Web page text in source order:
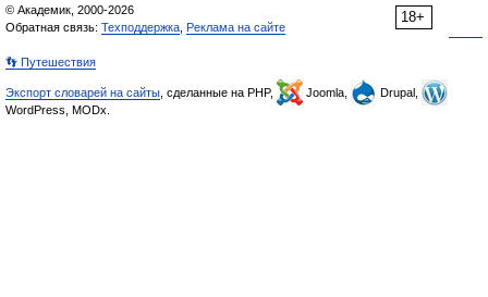
18+
© Академик, 2000-2026
Обратная связь: Техподдержка Реклама на сайте
👣 Путешествия
Экспорт словарей на сайты , сделанные на PHP, Joomla,
Drupal,
WordPress, MODx.